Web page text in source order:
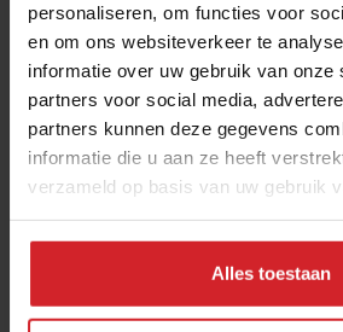
personaliseren, om functies voor
en om ons websiteverkeer te
informatie over uw gebruik van onze
partners voor social media,
partners kunnen deze gegevens
informatie die u aan ze heeft
verzameld op basis van uw gebruik
Alles toestaan
Aanschuiven is cool